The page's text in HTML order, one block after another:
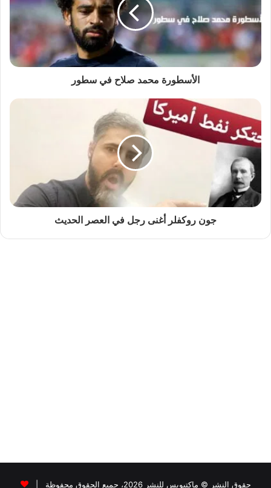
الأسطورة محمد صلاح في سطور
جون روكفلر أغنى رجل في العصر الحديث
حقوق النشر © ماكتيوبس للنشر 2026، جميع الحقوق محفوظة |